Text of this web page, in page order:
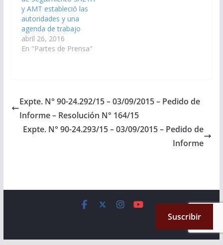
- Ejecución…
y AMT estableció las
autoridades y una
agenda de trabajo
abril 26, 2016
En "Partes de Prensa"
Expte. N° 90-24.292/15 – 03/09/2015 – Pedido de
Informe – Resolución N° 164/15
Expte. N° 90-24.293/15 – 03/09/2015 – Pedido de
Informe
. All rights reserved.
by ThemeGrill. Powered byWordPress.
Suscribir